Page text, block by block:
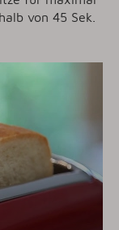
von 45 Sek.